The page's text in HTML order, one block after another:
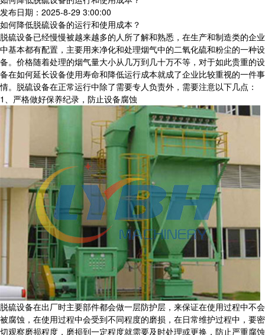
发布日期：2025-8-29 3:00:00
如何降低脱硫设备的运行和使用成本？
脱硫设备已经慢慢被越来越多的人所了解和熟悉，在生产和制造类的企业
中基本都有配置，主要用来净化和处理烟气中的二氧化硫和粉尘的一种设
备。价格随着处理的烟气量大小从几万到几十万不等，对于如此贵重的设
备在如何延长设备使用寿命和降低运行成本就成了企业比较重视的一件事
情。脱硫设备在正常运行中除了需要专人负责外，需要注意以下几点：
1、严格做好保养纪录，防止设备腐蚀
脱硫设备在出厂时主要部件都会做一层防护层，来保证在使用过程中不会
被腐蚀，在使用过程中会受到不同程度的磨损，在日常维护过程中，要密
切观察磨损程度，磨损到一定程度就需要及时处理或更换，防止严重腐蚀